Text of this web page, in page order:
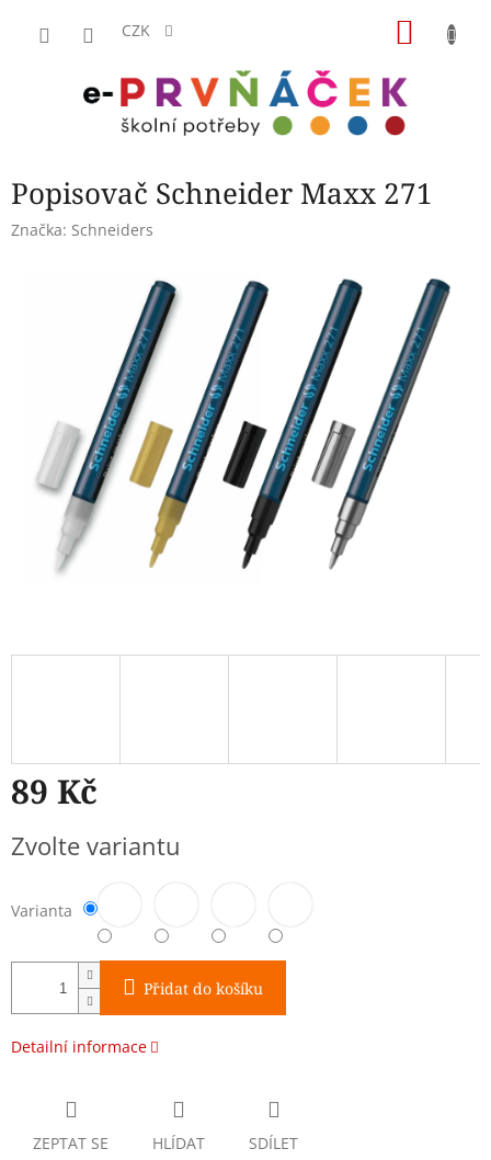
CZK
Popisovač Schneider Maxx 271
Značka: Schneiders
89 Kč
cena:
Zvolte variantu
Varianta
Přidat do košíku
Detailní informace
ZEPTAT SE HLÍDAT SDÍLET